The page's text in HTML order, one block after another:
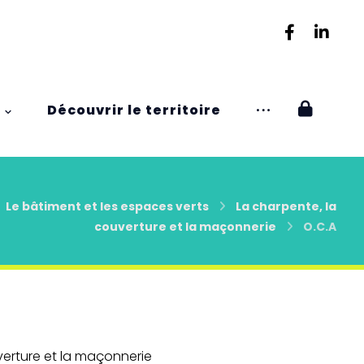
Découvrir le territoire
Le bâtiment et les espaces verts
La charpente, la
couverture et la maçonnerie
O.C.A
et la maçonnerie